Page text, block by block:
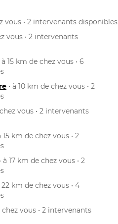
vous • 2 intervenants disponibles
vous • 2 intervenants
à 15 km de chez vous • 6
• à 10 km de chez vous • 2
chez vous • 2 intervenants
15 km de chez vous • 2
• à 17 km de chez vous • 2
22 km de chez vous • 4
chez vous • 2 intervenants